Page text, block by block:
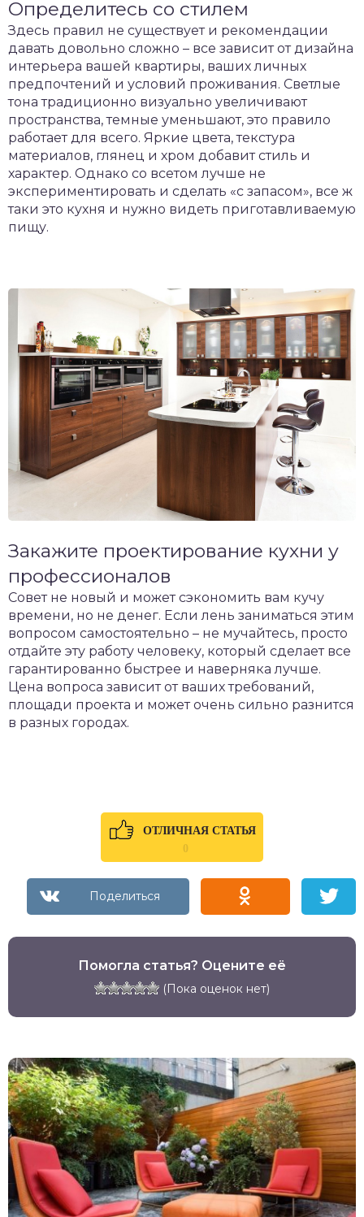
Определитесь со стилем
Здесь правил не существует и рекомендации
давать довольно сложно – все зависит от дизайна
интерьера вашей квартиры, ваших личных
предпочтений и условий проживания. Светлые
тона традиционно визуально увеличивают
пространства, темные уменьшают, это правило
работает для всего. Яркие цвета, текстура
материалов, глянец и хром добавит стиль и
характер. Однако со всетом лучше не
экспериментировать и сделать «с запасом», все ж
таки это кухня и нужно видеть приготавливаемую
пищу.
Закажите проектирование кухни у
профессионалов
Совет не новый и может сэкономить вам кучу
времени, но не денег. Если лень заниматься этим
вопросом самостоятельно – не мучайтесь, просто
отдайте эту работу человеку, который сделает все
гарантированно быстрее и наверняка лучше.
Цена вопроса зависит от ваших требований,
площади проекта и может очень сильно разнится
в разных городах.
ОТЛИЧНАЯ СТАТЬЯ
0
Помогла статья? Оцените её
(Пока оценок нет)